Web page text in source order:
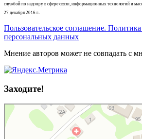
службой по надзору в сфере связи, информационных технологий и
27 декабря 2016 г..
Пользовательское соглашение.
персональных данных
Мнение авторов может не совпадать с
Заходите!